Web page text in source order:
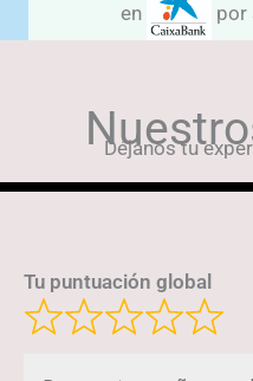
en
por
Déjanos tu
Tu puntuación global